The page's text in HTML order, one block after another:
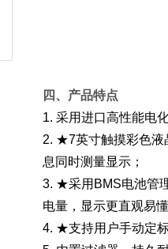
四、产品特点
1. 采用进口高性能电
2. ★7英寸触摸彩色液
息同时测量显示；
3. ★采用BMS电池管
电量，显示更直观易懂
4. ★支持用户手动定